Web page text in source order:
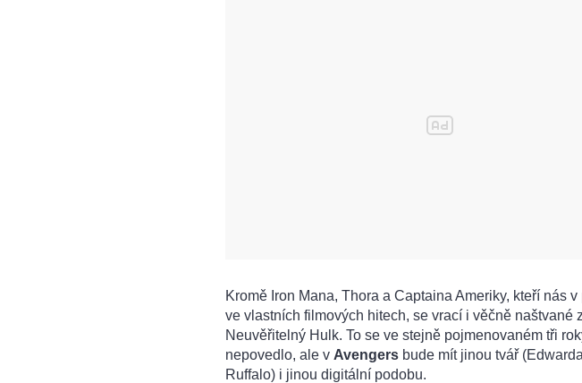
Kromě Iron Mana, Thora a Captaina Ameriky, kteří nás
ve vlastních filmových hitech, se vrací i věčně naštvané
Neuvěřitelný Hulk. To se ve stejně pojmenovaném tři
nepovedlo, ale v Avengers bude mít jinou tvář
Ruffalo) i jinou digitální podobu.